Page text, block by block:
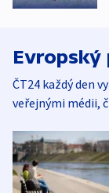
Evropský
ČT24 každý den
veřejnými médii,